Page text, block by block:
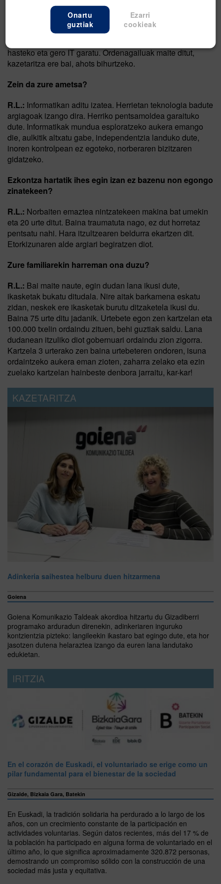
Zer ikasi nahi duzu?
Informatika zientziak. Baina ez dago lekurik,
hasteko eta gero IT garatu. Ordenagailuak maite ditut,
kazetaritza ere bai, ahots bihurtzeko.
Zein da zure ametsa?
R.L.: Informatikan aditu izatea. Herrietan teknologia badute
argiagoak izango dira. Herriko pentsamoldea garaituko
dute. Informatikak mundua esploratzeko aukera emango
die, aulkitik altxatu gabe, independentzia landuko dute,
inoren kontrolpean ez egoteko, norberaren bizitzaren
gidatzeko.
Ezkontza hartatik ihes egin izan ez bazenu non egongo
zinatekeen?
R.L.: Norbaiten emaztea nintzatekeen makina bat umekin
eta 20 urte ditut. Baina traumatuta nago, ez dut horretaz
pentsatu nahi. Hara itzultzearen beldurra ekartzen dit.
Etorkizunaren alde argiari begiratzen diot.
Zure familiarekin harreman ona duzu?
R.L.: Bai maite naute, egin dudan lana ikusi dute,
ikasketak bukatu ditudala. Nire aitak barkamena eskatu
zidan, neskek ere ikasketak burutu ditzaketela ikusi du.
Baina 75 urte ditu jadanik. Urtebete egon zen kartzelan eta
100.000 txelin ordaindu zituen, behi guztiak saldu. Lana
dudanean itzuliko diot gobernuari ordaindu zion zigorra.
Kartzela 3 urterako zen baina urtebeteren ondoren, isuna
ordaintzeko aukera eman zioten, zaharra zelako eta ezin
zuelako kartzelan hainbeste denbora jarraitu, kar-kar!
KAZETARITZA
Adinkeria saihestea helburu duen hitzarmena
Goiena
Goiena Komunikazio Taldeak akordioa hitzartu du Gizadiberri
programako arduradun direnekin, adinkeriaren inguruko
kontzientzia pizteko: langileekin ikastaro bat egingo dute, eta hor
jasotzen dutena helaraztea izango da euren lana landutako
edukietan.
IRITZIA
En el corazón de Euskadi, el voluntariado se erige como un
pilar fundamental para el bienestar de la sociedad
Gizalde, Bizkaia Gara, Batekin
En Euskadi, la tradición solidaria ha perdurado a lo largo de los
años, con un crecimiento constante de la participación en
actividades voluntarias. Según datos recientes, más del 17 % de
la población ha participado en alguna forma de voluntariado en el
último año, lo que significa aproximadamente 320.872 personas,
demostrando un compromiso sólido con la construcción de una
sociedad más justa y equitativa.
Onartu
guztiak
Ezarri
cookieak